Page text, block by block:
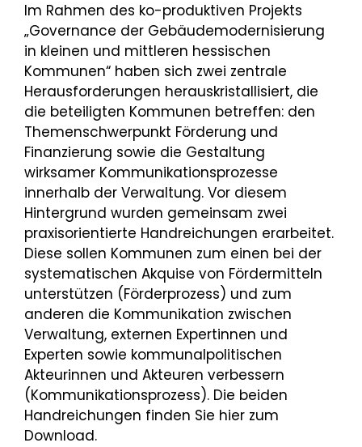
Im Rahmen des ko-produktiven Projekts
„Governance der Gebäudemodernisierung
in kleinen und mittleren hessischen
Kommunen“ haben sich zwei zentrale
Herausforderungen herauskristallisiert, die
die beteiligten Kommunen betreffen: den
Themenschwerpunkt Förderung und
Finanzierung sowie die Gestaltung
wirksamer Kommunikationsprozesse
innerhalb der Verwaltung. Vor diesem
Hintergrund wurden gemeinsam zwei
praxisorientierte Handreichungen erarbeitet.
Diese sollen Kommunen zum einen bei der
systematischen Akquise von Fördermitteln
unterstützen (Förderprozess) und zum
anderen die Kommunikation zwischen
Verwaltung, externen Expertinnen und
Experten sowie kommunalpolitischen
Akteurinnen und Akteuren verbessern
(Kommunikationsprozess). Die beiden
Handreichungen finden Sie hier zum
Download.